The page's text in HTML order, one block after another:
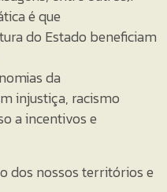
é que
do Estado beneficiam
da
injustiça, racismo
a incentivos e
dos nossos territórios e